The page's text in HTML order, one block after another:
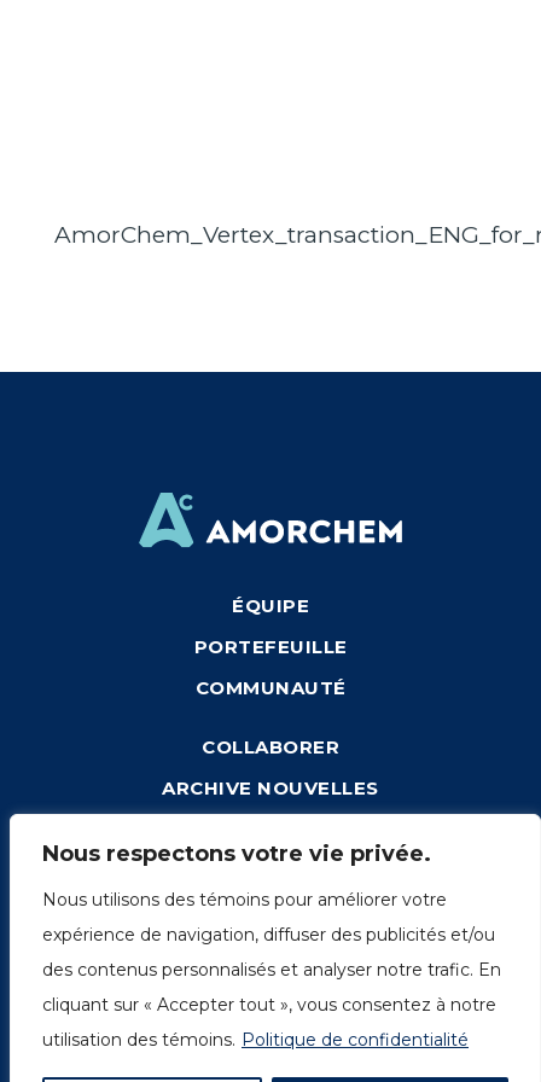
Nous respectons votre vie privée.
Nous utilisons des témoins pour améliorer votre
expérience de navigation, diffuser des publicités et/ou
des contenus personnalisés et analyser notre trafic. En
cliquant sur « Accepter tout », vous consentez à notre
utilisation des témoins. Politique de confidentialité
ÉQUIPE
PORTEFEUILLE
COMMUNAUTÉ
COLLABORER
ARCHIVE NOUVELLES
Montréal (Québec) H3H 2A1
info@amorchem.com